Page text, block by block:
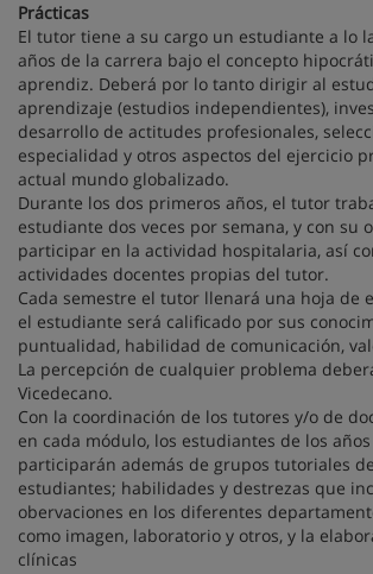
Prácticas
El tutor tiene a su cargo un estudiante a lo
años de la carrera bajo el concepto
aprendiz. Deberá por lo tanto dirigir al
aprendizaje (estudios independientes),
desarrollo de actitudes profesionales,
especialidad y otros aspectos del ejercicio
actual mundo globalizado.
Durante los dos primeros años, el tutor
estudiante dos veces por semana, y con su
participar en la actividad hospitalaria, así
actividades docentes propias del tutor.
Cada semestre el tutor llenará una hoja de
el estudiante será calificado por sus
puntualidad, habilidad de comunicación,
La percepción de cualquier problema
Vicedecano.
Con la coordinación de los tutores y/o de
en cada módulo, los estudiantes de los
participarán además de grupos tutoriales
estudiantes; habilidades y destrezas que
obervaciones en los diferentes
como imagen, laboratorio y otros, y la
clínicas